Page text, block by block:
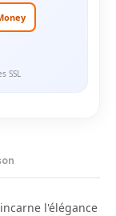
SSL
l'élégance